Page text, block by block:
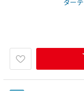
仕上げ
格電圧